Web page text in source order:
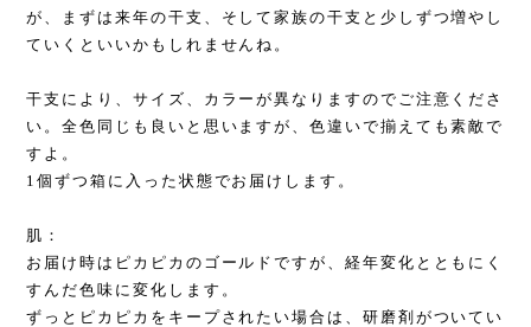
が、まずは来年の干支、そして家族の干支と少しずつ増やし
ていくといいかもしれませんね。
干支により、サイズ、カラーが異なりますのでご注意くださ
い。全色同じも良いと思いますが、色違いで揃えても素敵で
すよ。
1個ずつ箱に入った状態でお届けします。
肌：
お届け時はピカピカのゴールドですが、経年変化とともにく
すんだ色味に変化します。
ずっとピカピカをキープされたい場合は、研磨剤がついてい